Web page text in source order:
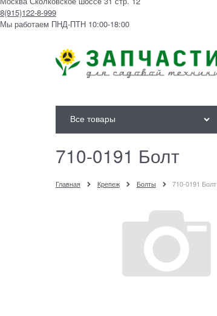
8(915)122-8-999
Мы работаем ПНД-ПТН 10:00-18:00
Все товары
710-0191 Болт
Главная Крепеж Болты 710-0191 Болт